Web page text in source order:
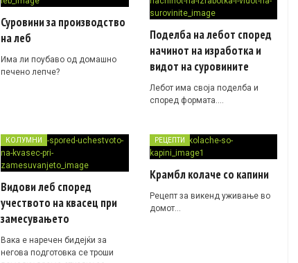
Суровини за производство
на леб
Има ли поубаво од домашно
печено лепче?
Поделба на лебот според
начинот на изработка и
видот на суровините
Лебот има своја поделба и
според формата….
КОЛУМНИ
Видови леб според
учеството на квасец при
замесувањето
Вака е наречен бидејќи за
негова подготовка се троши
РЕЦЕПТИ
Крамбл колаче со капини
Рецепт за викенд уживање во
домот…